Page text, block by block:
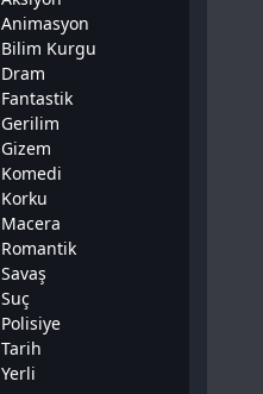
Animasyon
Bilim Kurgu
Dram
Fantastik
Gerilim
Gizem
Komedi
Korku
Macera
Romantik
Savaş
Suç
Polisiye
Tarih
Yerli